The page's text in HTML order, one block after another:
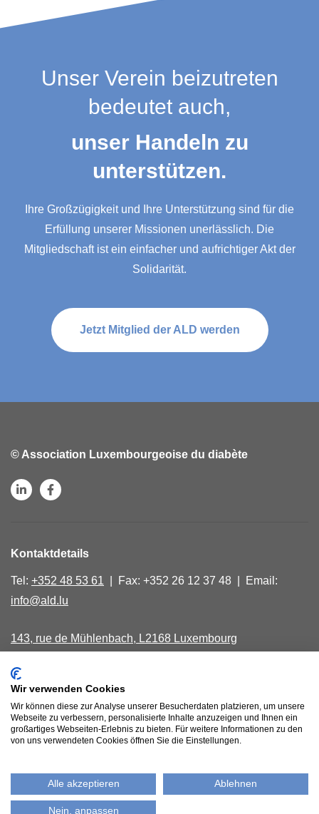
Unser Verein beizutreten
bedeutet auch,
unser Handeln zu
unterstützen.
Ihre Großzügigkeit und Ihre Unterstützung sind für die
Erfüllung unserer Missionen unerlässlich. Die
Mitgliedschaft ist ein einfacher und aufrichtiger Akt der
Solidarität.
Jetzt Mitglied der ALD werden
© Association Luxembourgeoise du diabète
Kontaktdetails
Tel: +352 48 53 61 | Fax: +352 26 12 37 48 | Email:
info@ald.lu
143, rue de Mühlenbach, L2168 Luxembourg
40, avenue Salentiny, L 9040 Ettelbruck
Donnerstagmorgen nach Absprache
Datenschutzbestimmungen
Wir verwenden Cookies
Wir können diese zur Analyse unserer Besucherdaten platzieren, um unsere
Webseite zu verbessern, personalisierte Inhalte anzuzeigen und Ihnen ein
großartiges Webseiten-Erlebnis zu bieten. Für weitere Informationen zu den
von uns verwendeten Cookies öffnen Sie die Einstellungen.
Alle akzeptieren Ablehnen
Nein, anpassen